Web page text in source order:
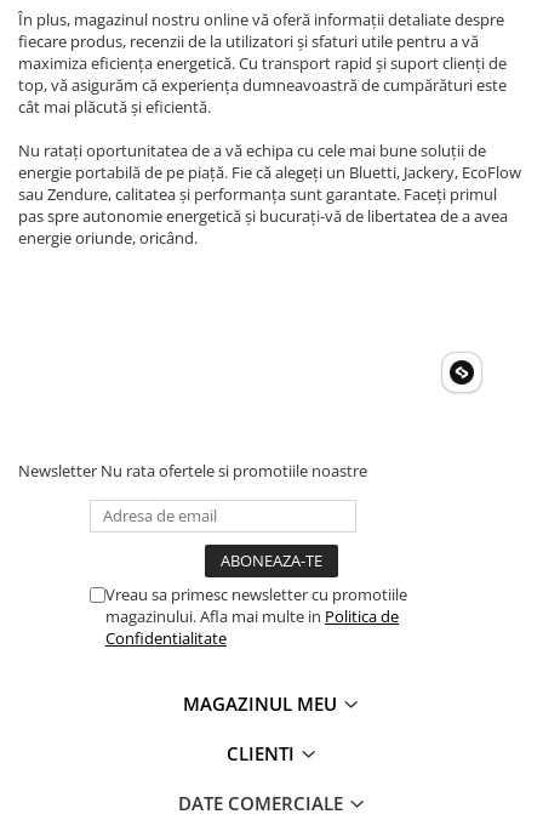
În plus, magazinul nostru online vă oferă informații detaliate despre
fiecare produs, recenzii de la utilizatori și sfaturi utile pentru a vă
maximiza eficiența energetică. Cu transport rapid și suport clienți de
top, vă asigurăm că experiența dumneavoastră de cumpărături este
cât mai plăcută și eficientă.
Nu ratați oportunitatea de a vă echipa cu cele mai bune soluții de
energie portabilă de pe piață. Fie că alegeți un Bluetti, Jackery, EcoFlow
sau Zendure, calitatea și performanța sunt garantate. Faceți primul
pas spre autonomie energetică și bucurați-vă de libertatea de a avea
energie oriunde, oricând.
Newsletter Nu rata ofertele si promotiile noastre
Vreau sa primesc newsletter cu promotiile
magazinului. Afla mai multe in Politica de
Confidentialitate
MAGAZINUL MEU
CLIENTI
DATE COMERCIALE